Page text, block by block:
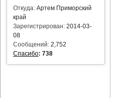
Откуда: Артем Приморский
край
Зарегистрирован: 2014-03-
08
Сообщений: 2,752
Спасибо: 738